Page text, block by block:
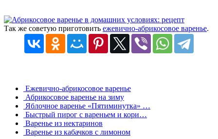
Так же советую приготовить ежевично-абрикосовое варенье.
Ежевично-абрикосовое варенье
Абрикосовое варенье на зиму
Яблочное варенье «Пятиминутка» …
Быстрый пирог с вареньем и кори…
Варенье из нектаринов
Варенье из кабачков с лимоном